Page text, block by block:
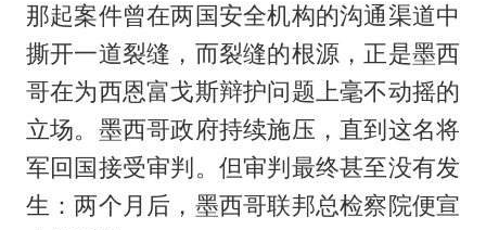
那起案件曾在两国安全机构的沟通渠道中
撕开一道裂缝，而裂缝的根源，正是墨西
哥在为西恩富戈斯辩护问题上毫不动摇的
立场。墨西哥政府持续施压，直到这名将
军回国接受审判。但审判最终甚至没有发
生：两个月后，墨西哥联邦总检察院便宣